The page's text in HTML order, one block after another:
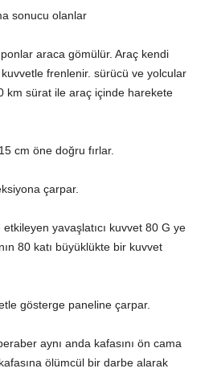
sonucu olanlar
araca gömülür. Araç kendi
kuvvetle frenlenir. sürücü ve yolcular
km sürat ile araç içinde harekete
cm öne doğru fırlar.
çarpar.
yavaşlatıcı kuvvet 80 G ye
80 katı büyüklükte bir kuvvet
gösterge paneline çarpar.
aynı anda kafasını ön cama
ölümcül bir darbe alarak